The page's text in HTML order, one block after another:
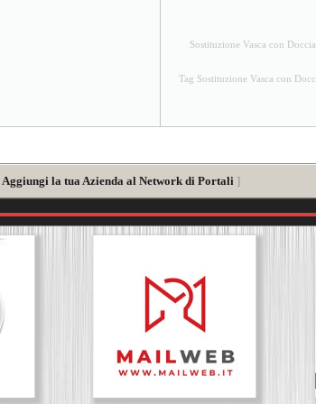
Sostituzione Vasca con
Tag Sostituzione Vasca con
Aggiungi la tua Azienda al Network di Portali ]